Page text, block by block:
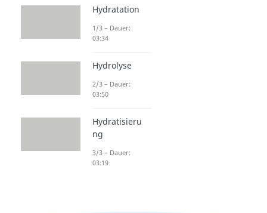
Hydratation
1/3 – Dauer:
03:34
Hydrolyse
2/3 – Dauer:
03:50
Hydratisieru
ng
3/3 – Dauer:
03:19